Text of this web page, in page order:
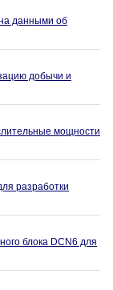
данными об
добычи и
мощности
разработки
блока DCN6 для